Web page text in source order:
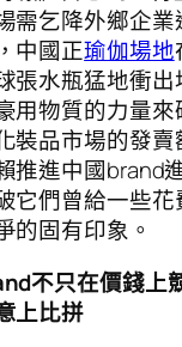
需乞降外鄉企
中國正瑜伽場地
張水瓶猛地衝出
用物質的力量來
裝品市場的發賣
推進中國brand
它們曾給一些花
的固有印象。
不只在價錢上
上比拼